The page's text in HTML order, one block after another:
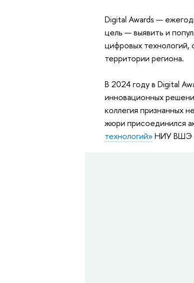
Digital Awards —
цель — выявить и
цифровых технологий,
территории региона.
В 2024 году в Digital
инновационных
коллегия признанных
жюри присоединился
технологий»НИУ ВШЭ